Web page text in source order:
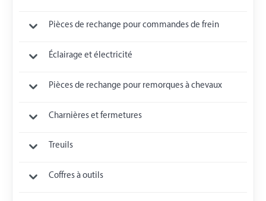
Pièces de rechange pour commandes de frein
Éclairage et électricité
Pièces de rechange pour remorques à chevaux
Charnières et fermetures
Treuils
Coffres à outils